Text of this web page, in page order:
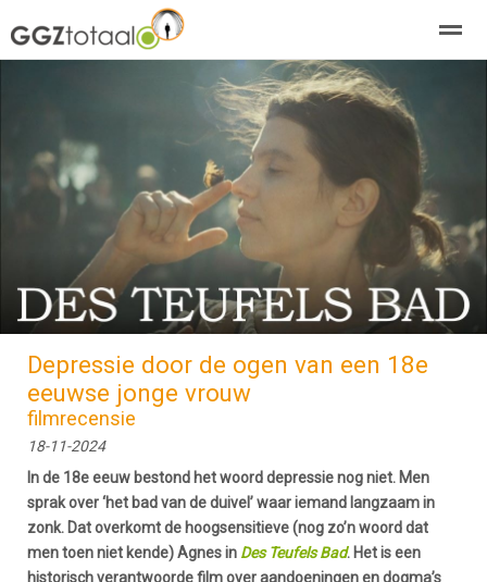
abonneren agenda adverteren
Home Nieuws Zoeken
Depressie door de ogen van een 18e
eeuwse jonge vrouw
filmrecensie
18-11-2024
In de 18e eeuw bestond het woord depressie nog niet. Men
sprak over ‘het bad van de duivel’ waar iemand langzaam in
zonk. Dat overkomt de hoogsensitieve (nog zo’n woord dat
men toen niet kende) Agnes in Des Teufels Bad. Het is een
historisch verantwoorde film over aandoeningen en dogma’s